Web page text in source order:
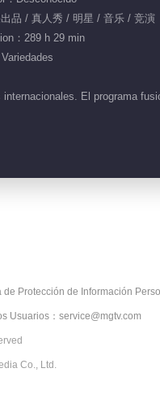
品 / 真人秀 / 明星 / 音乐 / 竞演
：289 h 29 min
El programa
de Protección de Información
Usuarios：service@mgtv.com
Co., Ltd.